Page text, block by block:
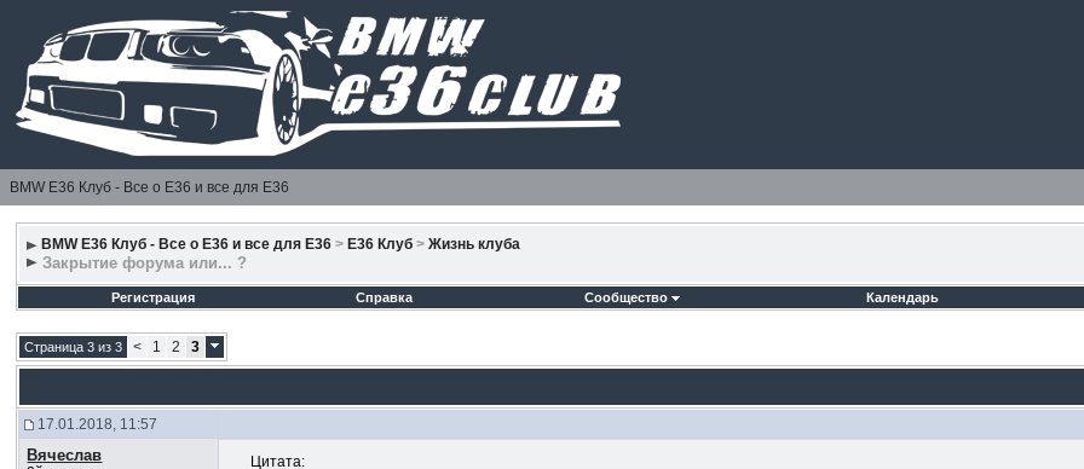
BMW E36 Клуб - Все о Е36 и все для Е36
BMW E36 Клуб - Все о Е36 и все для Е36 > E36 Клуб >Жизнь клуба
Закрытие форума или... ?
Регистрация Справка Сообщество Календарь
Страница 3 из 3 < 1 2 3
17.01.2018, 11:57
Вячеслав Цитата: